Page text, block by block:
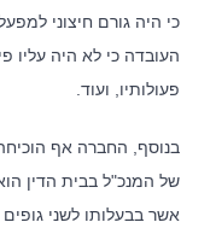
כי היה גורם חיצוני
העובדה כי לא היה עליו
פעולותיו, ועוד.
בנוסף, החברה אף
של המנכ"ל בבית הדין
אשר בבעלותו לשני